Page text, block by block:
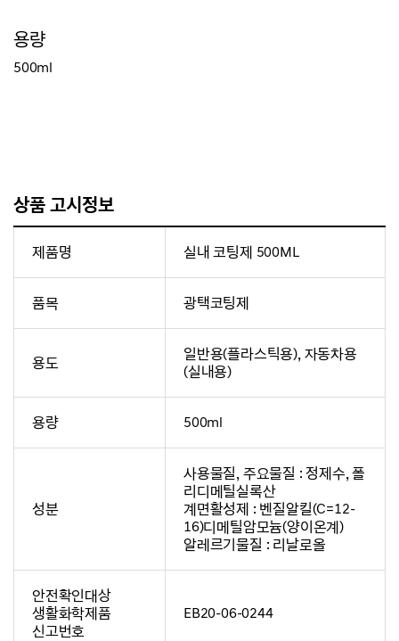
용량
500ml
상품 고시정보
제품명 실내 코팅제 500ML
품목 광택코팅제
용도
일반용(플라스틱용), 자동차용
(실내용)
용량 500ml
성분
사용물질, 주요물질 : 정제수, 폴
리디메틸실록산
계면활성제 : 벤질알킬(C=12-
16)디메틸암모늄(양이온계)
알레르기물질 : 리날로올
안전확인대상
생활화학제품
신고번호
EB20-06-0244